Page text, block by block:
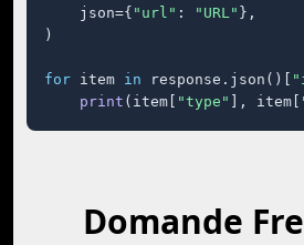
    json={
"url" : "URL" },
)
for item in response.json()[
print (item[ "type" ], item[
Domande